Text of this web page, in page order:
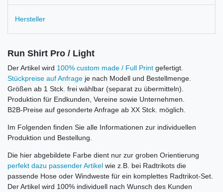
Hersteller
Run Shirt Pro / Light
Der Artikel wird 100% custom made / Full Print gefertigt.
Stückpreise auf Anfrage je nach Modell und Bestellmenge.
Größen ab 1 Stck. frei wählbar (separat zu übermitteln).
Produktion für Endkunden, Vereine sowie Unternehmen.
B2B-Preise auf gesonderte Anfrage ab XX Stck. möglich.
Im Folgenden finden Sie alle Informationen zur individuellen
Produktion und Bestellung.
Die hier abgebildete Farbe dient nur zur groben Orientierung
perfekt dazu passender Artikel wie z.B. bei Radtrikots die
passende Hose oder Windweste für ein komplettes Radtrikot-Set.
Der Artikel wird 100% individuell nach Wunsch des Kunden